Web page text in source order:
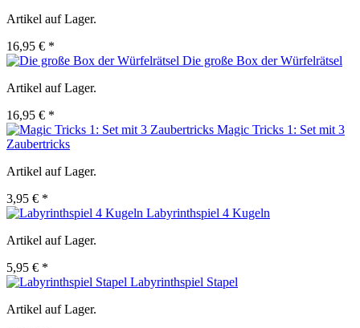
Artikel auf Lager.
16,95 € *
Die große Box der Würfelrätsel
Artikel auf Lager.
16,95 € *
Magic Tricks 1: Set mit 3
Zaubertricks
Artikel auf Lager.
3,95 € *
Labyrinthspiel 4 Kugeln
Artikel auf Lager.
5,95 € *
Labyrinthspiel Stapel
Artikel auf Lager.